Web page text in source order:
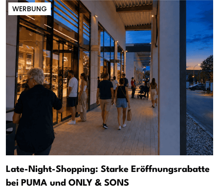
WERBUNG
Late-Night-Shopping: Starke Eröffnungsrabatte
bei PUMA und ONLY & SONS